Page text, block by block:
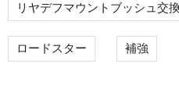
リヤデフマウントブッシュ交
ロードスター 補強